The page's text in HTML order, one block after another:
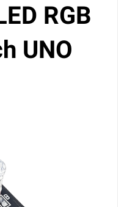
RGB
UNO